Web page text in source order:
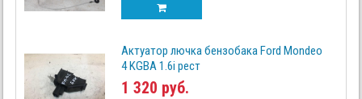
Актуатор лючка бензобака Ford Mondeo
4 KGBA 1.6i рест
1 320 руб.